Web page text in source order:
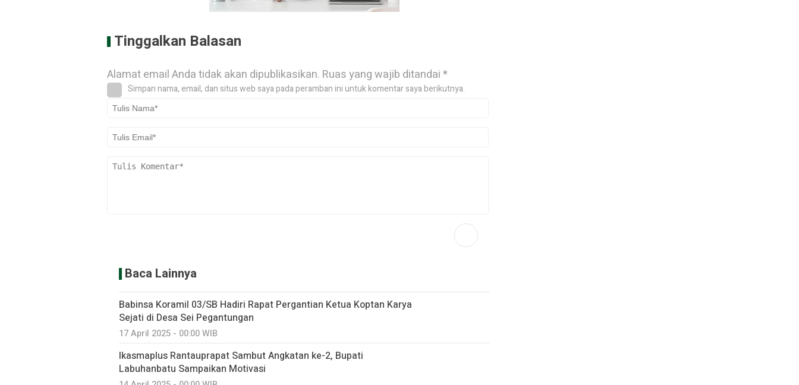
Tinggalkan Balasan
Alamat email Anda tidak akan dipublikasikan. Ruas yang wajib ditandai*
Simpan nama, email, dan situs web saya pada peramban ini untuk komentar saya berikutnya.
Baca Lainnya
Babinsa Koramil 03/SB Hadiri Rapat Pergantian Ketua Koptan Karya
Sejati di Desa Sei Pegantungan
17 April 2025 - 00:00 WIB
Ikasmaplus Rantauprapat Sambut Angkatan ke-2, Bupati
Labuhanbatu Sampaikan Motivasi